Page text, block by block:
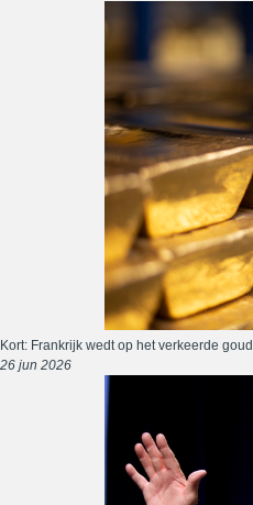
Kort: Frankrijk wedt op het verkeerde goud
26 jun 2026